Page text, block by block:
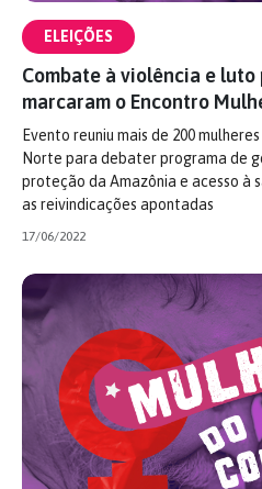
ELEIÇÕES
Combate à violência e luto
marcaram o Encontro
Evento reuniu mais de 200
Norte para debater programa de
proteção da Amazônia e acesso à
as reivindicações apontadas
17/06/2022